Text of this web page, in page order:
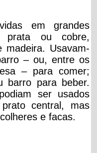
em grandes
prata ou cobre,
madeira. Usavam-
– ou, entre os
– para comer;
barro para beber.
ser usados
central, mas
e facas.